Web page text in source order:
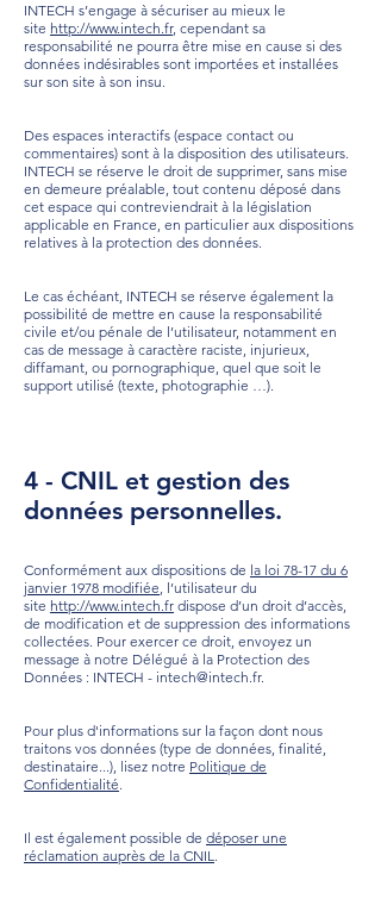
INTECH s’engage à sécuriser au mieux le
site http://www.intech.fr, cependant sa
responsabilité ne pourra être mise en cause si des
données indésirables sont importées et installées
sur son site à son insu.
Des espaces interactifs (espace contact ou
commentaires) sont à la disposition des utilisateurs.
INTECH se réserve le droit de supprimer, sans mise
en demeure préalable, tout contenu déposé dans
cet espace qui contreviendrait à la législation
applicable en France, en particulier aux dispositions
relatives à la protection des données.
Le cas échéant, INTECH se réserve également la
possibilité de mettre en cause la responsabilité
civile et/ou pénale de l’utilisateur, notamment en
cas de message à caractère raciste, injurieux,
diffamant, ou pornographique, quel que soit le
support utilisé (texte, photographie …).
4 - CNIL et gestion des
données personnelles.
Conformément aux dispositions de la loi 78-17 du 6
janvier 1978 modifiée, l’utilisateur du
site http://www.intech.fr dispose d’un droit d’accès,
de modification et de suppression des informations
collectées. Pour exercer ce droit, envoyez un
message à notre Délégué à la Protection des
Données : INTECH - intech@intech.fr.
Pour plus d'informations sur la façon dont nous
traitons vos données (type de données, finalité,
destinataire...), lisez notre Politique de
Confidentialité.
Il est également possible de déposer une
réclamation auprès de la CNIL.